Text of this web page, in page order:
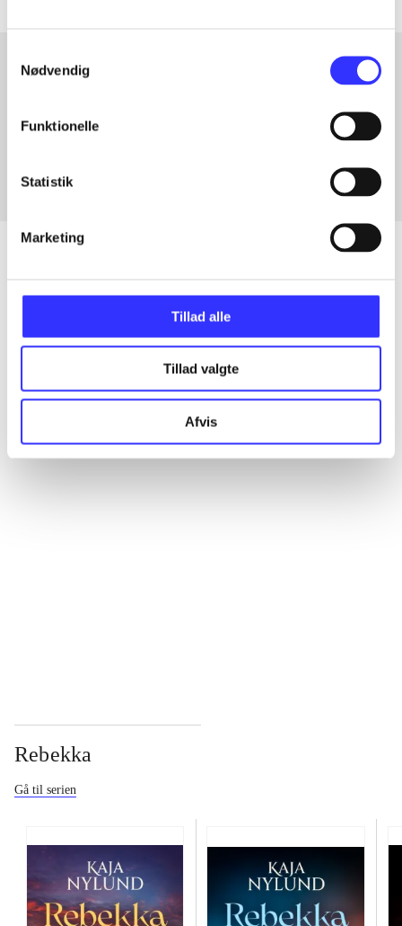
Nødvendig
Funktionelle
Statistik
Marketing
Tillad alle
Tillad valgte
Afvis
Fra
Alle registrerede artikler fordelt på udgivelser
...
Rebekka
Gå til serien